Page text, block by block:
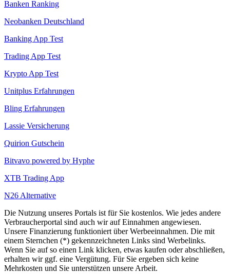
Banken Ranking
Neobanken Deutschland
Banking App Test
Trading App Test
Krypto App Test
Unitplus Erfahrungen
Bling Erfahrungen
Lassie Versicherung
Quirion Gutschein
Bitvavo powered by Hyphe
XTB Trading App
N26 Alternative
Die Nutzung unseres Portals ist für Sie kostenlos. Wie jedes andere
Verbraucherportal sind auch wir auf Einnahmen angewiesen.
Unsere Finanzierung funktioniert über Werbeeinnahmen. Die mit
einem Sternchen (*) gekennzeichneten Links sind Werbelinks.
Wenn Sie auf so einen Link klicken, etwas kaufen oder abschließen,
erhalten wir ggf. eine Vergütung. Für Sie ergeben sich keine
Mehrkosten und Sie unterstützen unsere Arbeit.